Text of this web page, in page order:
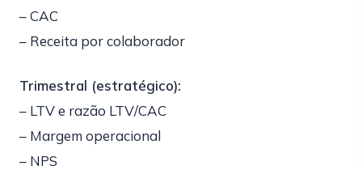
– CAC
– Receita por colaborador
Trimestral (estratégico):
– LTV e razão LTV/CAC
– Margem operacional
– NPS